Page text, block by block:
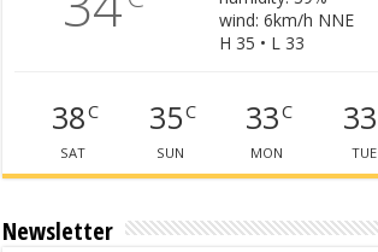
wind: 6km/h NNE
H 35 • L 33
38C
SAT
35C
SUN
33C
MON
33
TUE
Newsletter